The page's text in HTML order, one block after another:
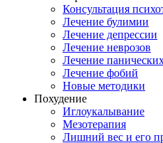
Консультация
Лечение булимии
Лечение депрессии
Лечение неврозов
Лечение
Лечение фобий
Новые методики
Похудение
Иглоукалывание
Мезотерапия
Лишний вес и его